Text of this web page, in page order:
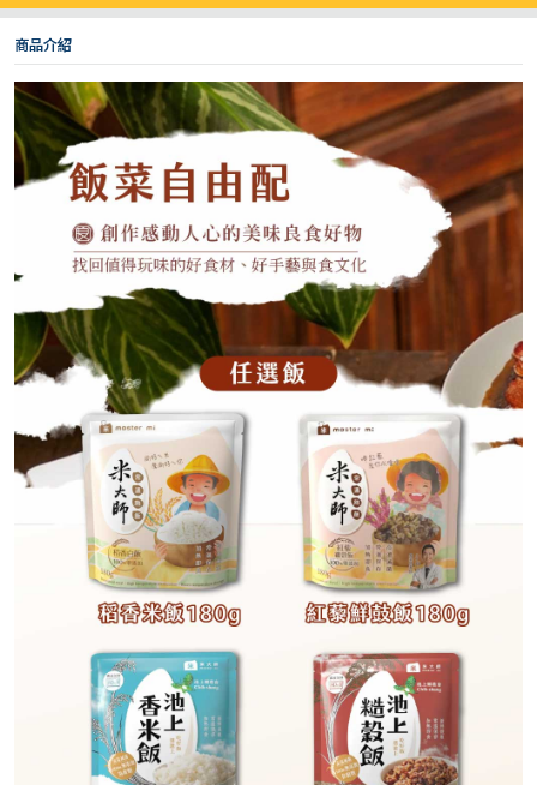
商品介紹